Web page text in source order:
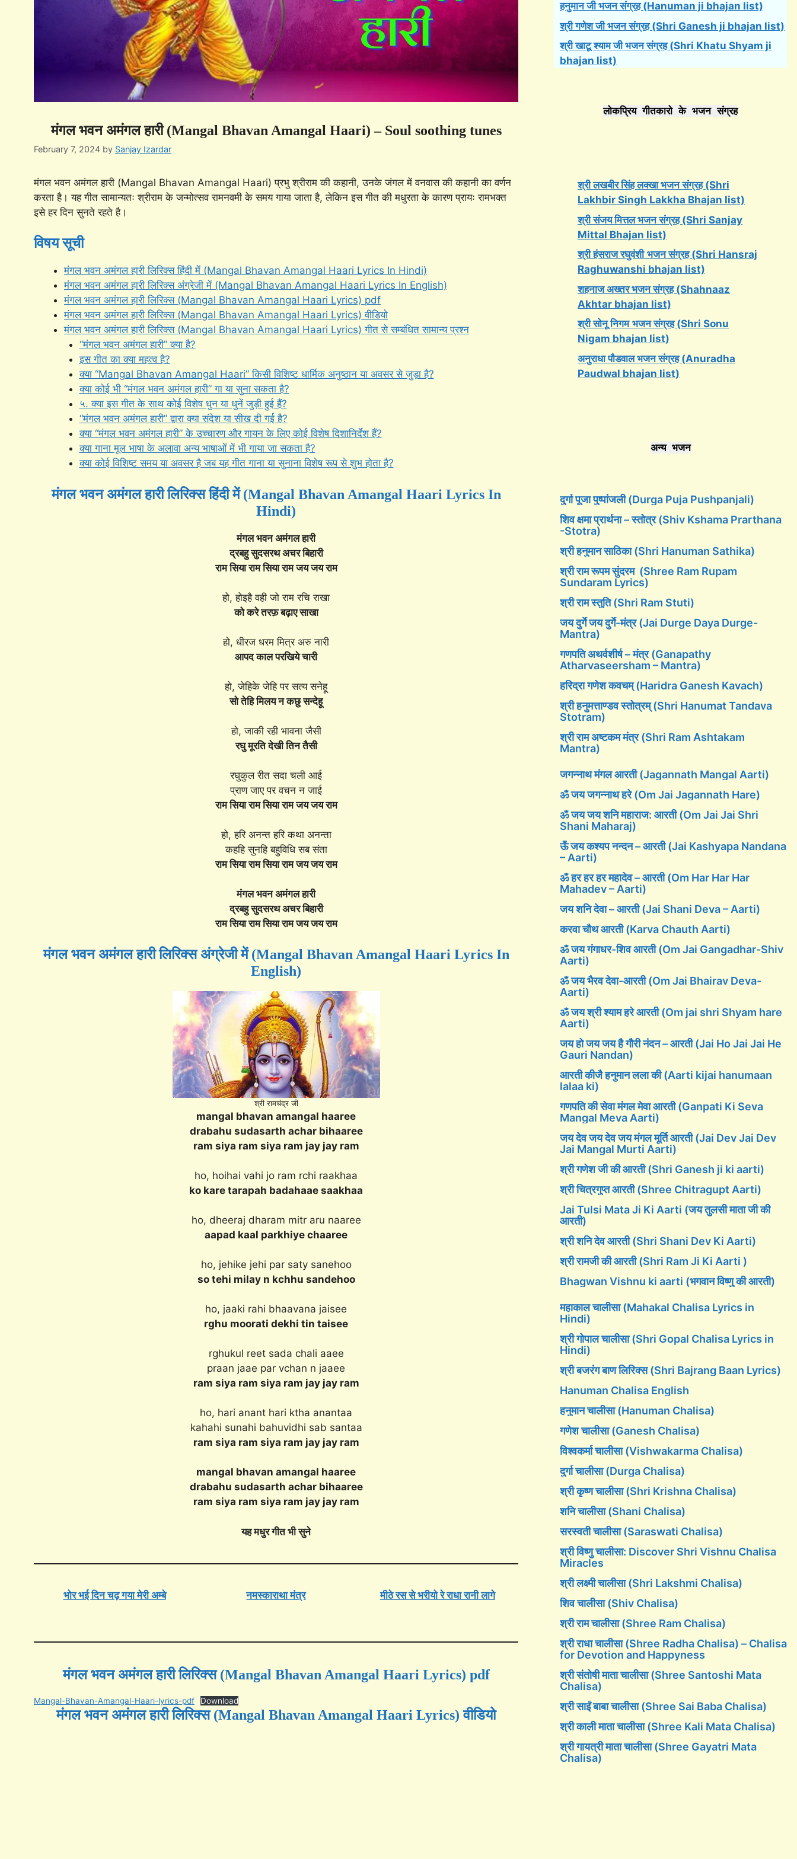
मंगल भवन अमंगल हारी (Mangal Bhavan Amangal Haari) – Soul soothing tunes
February 7, 2024 by Sanjay Izardar
मंगल भवन अमंगल हारी (Mangal Bhavan Amangal Haari) प्रभु श्रीराम की कहानी, उनके जंगल में वनवास की कहानी का वर्णन
करता है। यह गीत सामान्यतः श्रीराम के जन्मोत्सव रामनवमी के समय गाया जाता है, लेकिन इस गीत की मधुरता के कारण प्रायः रामभक्त
इसे हर दिन सुनते रहते है।
विषय सूची
मंगल भवन अमंगल हारी लिरिक्स हिंदी में (Mangal Bhavan Amangal Haari Lyrics In Hindi)
मंगल भवन अमंगल हारी लिरिक्स अंग्रेजी में (Mangal Bhavan Amangal Haari Lyrics In English)
मंगल भवन अमंगल हारी लिरिक्स (Mangal Bhavan Amangal Haari Lyrics) pdf
मंगल भवन अमंगल हारी लिरिक्स (Mangal Bhavan Amangal Haari Lyrics) वीडियो
मंगल भवन अमंगल हारी लिरिक्स (Mangal Bhavan Amangal Haari Lyrics) गीत से सम्बंधित सामान्य प्रश्न
“मंगल भवन अमंगल हारी” क्या है?
इस गीत का क्या महत्व है?
क्या “Mangal Bhavan Amangal Haari” किसी विशिष्ट धार्मिक अनुष्ठान या अवसर से जुड़ा है?
क्या कोई भी “मंगल भवन अमंगल हारी” गा या सुना सकता है?
५. क्या इस गीत के साथ कोई विशेष धुन या धुनें जुड़ी हुई हैं?
“मंगल भवन अमंगल हारी” द्वारा क्या संदेश या सीख दी गई है?
क्या “मंगल भवन अमंगल हारी” के उच्चारण और गायन के लिए कोई विशेष दिशानिर्देश हैं?
क्या गाना मूल भाषा के अलावा अन्य भाषाओं में भी गाया जा सकता है?
क्या कोई विशिष्ट समय या अवसर है जब यह गीत गाना या सुनाना विशेष रूप से शुभ होता है?
मंगल भवन अमंगल हारी लिरिक्स हिंदी में (Mangal Bhavan Amangal Haari Lyrics In
Hindi)
मंगल भवन अमंगल हारी
द्रबहु सुदसरथ अचर बिहारी
राम सिया राम सिया राम जय जय राम
हो, होइहै वही जो राम रचि राखा
को करे तरफ़ बढ़ाए साखा
हो, धीरज धरम मित्र अरु नारी
आपद काल परखिये चारी
हो, जेहिके जेहि पर सत्य सनेहू
सो तेहि मिलय न कछु सन्देहू
हो, जाकी रही भावना जैसी
रघु मूरति देखी तिन तैसी
रघुकुल रीत सदा चली आई
प्राण जाए पर वचन न जाई
राम सिया राम सिया राम जय जय राम
हो, हरि अनन्त हरि कथा अनन्ता
कहहि सुनहि बहुविधि सब संता
राम सिया राम सिया राम जय जय राम
मंगल भवन अमंगल हारी
द्रबहु सुदसरथ अचर बिहारी
राम सिया राम सिया राम जय जय राम
मंगल भवन अमंगल हारी लिरिक्स अंग्रेजी में (Mangal Bhavan Amangal Haari Lyrics In
English)
श्री रामचंद्र जी
mangal bhavan amangal haaree
drabahu sudasarth achar bihaaree
ram siya ram siya ram jay jay ram
ho, hoihai vahi jo ram rchi raakhaa
ko kare tarapah badahaae saakhaa
ho, dheeraj dharam mitr aru naaree
aapad kaal parkhiye chaaree
ho, jehike jehi par saty sanehoo
so tehi milay n kchhu sandehoo
ho, jaaki rahi bhaavana jaisee
rghu moorati dekhi tin taisee
rghukul reet sada chali aaee
praan jaae par vchan n jaaee
ram siya ram siya ram jay jay ram
ho, hari anant hari ktha anantaa
kahahi sunahi bahuvidhi sab santaa
ram siya ram siya ram jay jay ram
mangal bhavan amangal haaree
drabahu sudasarth achar bihaaree
ram siya ram siya ram jay jay ram
यह मधुर गीत भी सुने
भोर भई दिन चढ़ गया मेरी अम्बे नमस्काराथा मंत्र मीठे रस से भरीयो रे राधा रानी लागे
मंगल भवन अमंगल हारी लिरिक्स (Mangal Bhavan Amangal Haari Lyrics) pdf
Mangal-Bhavan-Amangal-Haari-lyrics-pdf Download
मंगल भवन अमंगल हारी लिरिक्स (Mangal Bhavan Amangal Haari Lyrics) वीडियो
हनुमान जी भजन संग्रह (Hanuman ji bhajan list)
श्री गणेश जी भजन संग्रह (Shri Ganesh ji bhajan list)
श्री खाटू श्याम जी भजन संग्रह (Shri Khatu Shyam ji
bhajan list)
लोकप्रिय गीतकारो के भजन संग्रह
श्री लखबीर सिंह लक्खा भजन संग्रह (Shri
Lakhbir Singh Lakkha Bhajan list)
श्री संजय मित्तल भजन संग्रह (Shri Sanjay
Mittal Bhajan list)
श्री हंसराज रघुवंशी भजन संग्रह (Shri Hansraj
Raghuwanshi bhajan list)
शहनाज अख्तर भजन संग्रह (Shahnaaz
Akhtar bhajan list)
श्री सोनू निगम भजन संग्रह (Shri Sonu
Nigam bhajan list)
अनुराधा पौडवाल भजन संग्रह (Anuradha
Paudwal bhajan list)
अन्य भजन
दुर्गा पूजा पुष्पांजली (Durga Puja Pushpanjali)
शिव क्षमा प्रार्थना – स्तोत्र (Shiv Kshama Prarthana
-Stotra)
श्री हनुमान साठिका (Shri Hanuman Sathika)
श्री राम रूपम सुंदरम (Shree Ram Rupam
Sundaram Lyrics)
श्री राम स्तुति (Shri Ram Stuti)
जय दुर्गे जय दुर्गे-मंत्र (Jai Durge Daya Durge-
Mantra)
गणपति अथर्वशीर्ष – मंत्र (Ganapathy
Atharvaseersham – Mantra)
हरिद्रा गणेश कवचम् (Haridra Ganesh Kavach)
श्री हनुमत्ताण्डव स्तोत्रम् (Shri Hanumat Tandava
Stotram)
श्री राम अष्टकम मंत्र (Shri Ram Ashtakam
Mantra)
जगन्नाथ मंगल आरती (Jagannath Mangal Aarti)
ॐ जय जगन्नाथ हरे (Om Jai Jagannath Hare)
ॐ जय जय शनि महाराज: आरती (Om Jai Jai Shri
Shani Maharaj)
ऊँ जय कश्यप नन्दन – आरती (Jai Kashyapa Nandana
– Aarti)
ॐ हर हर हर महादेव – आरती (Om Har Har Har
Mahadev – Aarti)
जय शनि देवा – आरती (Jai Shani Deva – Aarti)
करवा चौथ आरती (Karva Chauth Aarti)
ॐ जय गंगाधर-शिव आरती (Om Jai Gangadhar-Shiv
Aarti)
ॐ जय भैरव देवा-आरती (Om Jai Bhairav Deva-
Aarti)
ॐ जय श्री श्याम हरे आरती (Om jai shri Shyam hare
Aarti)
जय हो जय जय है गौरी नंदन – आरती (Jai Ho Jai Jai He
Gauri Nandan)
आरती कीजै हनुमान लला की (Aarti kijai hanumaan
lalaa ki)
गणपति की सेवा मंगल मेवा आरती (Ganpati Ki Seva
Mangal Meva Aarti)
जय देव जय देव जय मंगल मूर्ति आरती (Jai Dev Jai Dev
Jai Mangal Murti Aarti)
श्री गणेश जी की आरती (Shri Ganesh ji ki aarti)
श्री चित्रगुप्त आरती (Shree Chitragupt Aarti)
Jai Tulsi Mata Ji Ki Aarti (जय तुलसी माता जी की
आरती)
श्री शनि देव आरती (Shri Shani Dev Ki Aarti)
श्री रामजी की आरती (Shri Ram Ji Ki Aarti )
Bhagwan Vishnu ki aarti (भगवान विष्णु की आरती)
महाकाल चालीसा (Mahakal Chalisa Lyrics in
Hindi)
श्री गोपाल चालीसा (Shri Gopal Chalisa Lyrics in
Hindi)
श्री बजरंग बाण लिरिक्स (Shri Bajrang Baan Lyrics)
Hanuman Chalisa English
हनुमान चालीसा (Hanuman Chalisa)
गणेश चालीसा (Ganesh Chalisa)
विश्वकर्मा चालीसा (Vishwakarma Chalisa)
दुर्गा चालीसा (Durga Chalisa)
श्री कृष्ण चालीसा (Shri Krishna Chalisa)
शनि चालीसा (Shani Chalisa)
सरस्वती चालीसा (Saraswati Chalisa)
श्री विष्णु चालीसा: Discover Shri Vishnu Chalisa
Miracles
श्री लक्ष्मी चालीसा (Shri Lakshmi Chalisa)
शिव चालीसा (Shiv Chalisa)
श्री राम चालीसा (Shree Ram Chalisa)
श्री राधा चालीसा (Shree Radha Chalisa) – Chalisa
for Devotion and Happyness
श्री संतोषी माता चालीसा (Shree Santoshi Mata
Chalisa)
श्री साईं बाबा चालीसा (Shree Sai Baba Chalisa)
श्री काली माता चालीसा (Shree Kali Mata Chalisa)
श्री गायत्री माता चालीसा (Shree Gayatri Mata
Chalisa)